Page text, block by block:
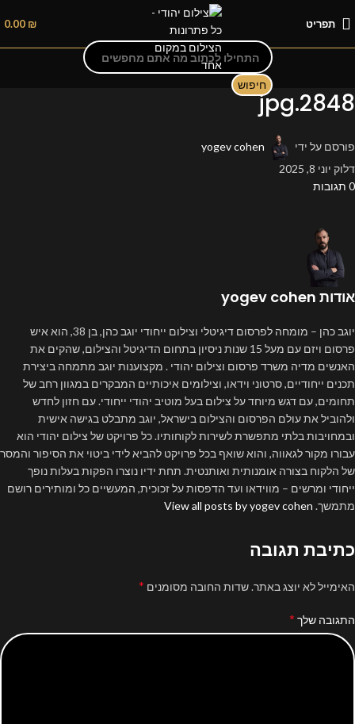
תפריט 0.00 ₪
חיפוש
2848.jpg
פורסם על ידי
yogev cohen
דלוק יוני 8, 2025
0 תגובות
אודות yogev cohen
יוגב כהן – מומחה לפרסום דיגיטלי וצילום ייחודי יוגב כהן, בן 38, הוא איש
פרסום ויזם עם מעל 15 שנות ניסיון בתחום הדיגיטל והצילום, שהקים את
האנשים מדיה משרד פרסום וצילום יהודי . מקצוענות יוגב מתמחה ביצירת
תכנים ייחודיים, סרטוני וידאו, וצילומים איכותיים המבקרים במגוון רחב של
תחומים, עם דגש מיוחד על צילום בעל מוטיב יהודי ייחודי. עם חזון לחדש
ולהוביל את עולם הפרסום והצילום בישראל, יוגב מתבלט בגישה אישית
ובמחויבות בלתי מתפשרת לשירות לקוחותיו. כל פרויקט של צילום יהודי הוא
עבורו מקור לגאווה, והוא שואף בכל פרויקט להביא לידי ביטוי את הסיפור והמסר
של הלקוח בצורה אומנותית ואותנטית. תחת ידיו נוצרו הפקות בעלות נופך
ייחודי ומרשים – מווידאו ועד הדפסות על זכוכית, המעשיים כל ומותירים רושם
מתמשך. View all posts by yogev cohen
כתיבת תגובה
האימייל לא יוצג באתר.שדות החובה מסומנים *
התגובה שלך *